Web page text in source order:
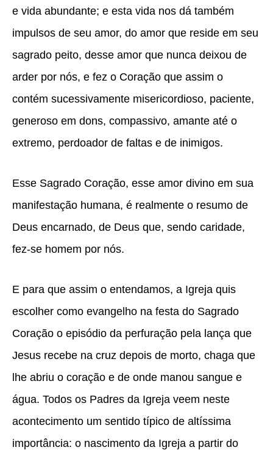
e vida abundante; e esta vida nos dá também
impulsos de seu amor, do amor que reside em seu
sagrado peito, desse amor que nunca deixou de
arder por nós, e fez o Coração que assim o
contém sucessivamente misericordioso, paciente,
generoso em dons, compassivo, amante até o
extremo, perdoador de faltas e de inimigos.
Esse Sagrado Coração, esse amor divino em sua
manifestação humana, é realmente o resumo de
Deus encarnado, de Deus que, sendo caridade,
fez-se homem por nós.
E para que assim o entendamos, a Igreja quis
escolher como evangelho na festa do Sagrado
Coração o episódio da perfuração pela lança que
Jesus recebe na cruz depois de morto, chaga que
lhe abriu o coração e de onde manou sangue e
água. Todos os Padres da Igreja veem neste
acontecimento um sentido típico de altíssima
importância: o nascimento da Igreja a partir do